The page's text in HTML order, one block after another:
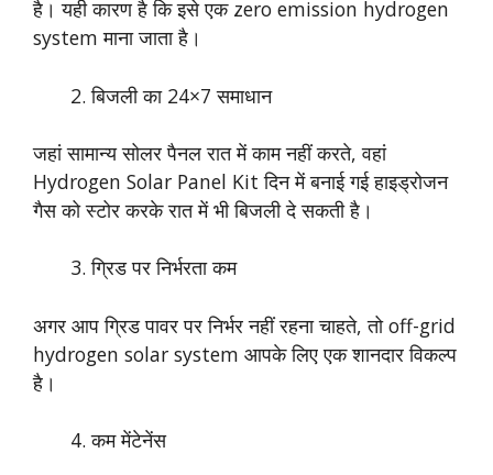
है। यही कारण है कि इसे एक zero emission hydrogen
system माना जाता है।
बिजली का 24×7 समाधान
जहां सामान्य सोलर पैनल रात में काम नहीं करते, वहां
Hydrogen Solar Panel Kit दिन में बनाई गई हाइड्रोजन
गैस को स्टोर करके रात में भी बिजली दे सकती है।
ग्रिड पर निर्भरता कम
अगर आप ग्रिड पावर पर निर्भर नहीं रहना चाहते, तो off-grid
hydrogen solar system आपके लिए एक शानदार विकल्प
है।
कम मेंटेनेंस